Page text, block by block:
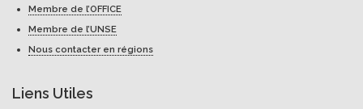
Membre de l’OFFICE
Membre de l’UNSE
Nous contacter en régions
Liens Utiles